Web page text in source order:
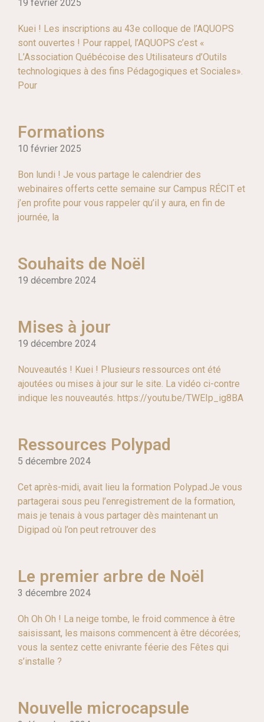
19 février 2025
Kuei ! Les inscriptions au 43e colloque de l’AQUOPS
sont ouvertes ! Pour rappel, l’AQUOPS c’est «
L’Association Québécoise des Utilisateurs d’Outils
technologiques à des fins Pédagogiques et Sociales».
Pour
Formations
10 février 2025
Bon lundi ! Je vous partage le calendrier des
webinaires offerts cette semaine sur Campus RÉCIT et
j’en profite pour vous rappeler qu’il y aura, en fin de
journée, la
Souhaits de Noël
19 décembre 2024
Mises à jour
19 décembre 2024
Nouveautés ! Kuei ! Plusieurs ressources ont été
ajoutées ou mises à jour sur le site. La vidéo ci-contre
indique les nouveautés. https://youtu.be/TWEIp_ig8BA
Ressources Polypad
5 décembre 2024
Cet après-midi, avait lieu la formation Polypad.Je vous
partagerai sous peu l’enregistrement de la formation,
mais je tenais à vous partager dès maintenant un
Digipad où l’on peut retrouver des
Le premier arbre de Noël
3 décembre 2024
Oh Oh Oh ! La neige tombe, le froid commence à être
saisissant, les maisons commencent à être décorées;
vous la sentez cette enivrante féerie des Fêtes qui
s’installe ?
Nouvelle microcapsule